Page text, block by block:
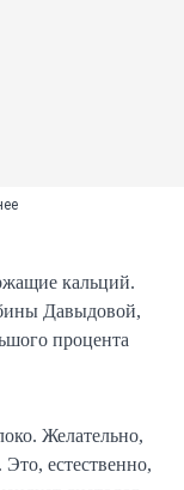
кальций.
Давыдовой,
процента
Желательно,
естественно,